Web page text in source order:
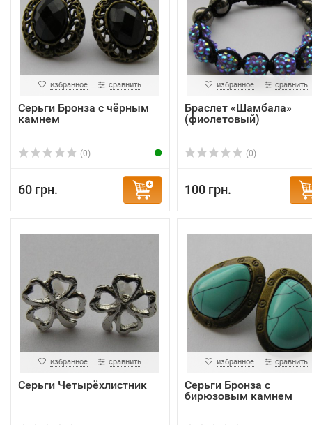
избранное сравнить
Серьги Бронза с чёрным
камнем
(0)
60 грн.
избранное сравнить
Браслет «Шамбала»
(фиолетовый)
(0)
100 грн.
избранное сравнить
Серьги Четырёхлистник
избранное сравнить
Серьги Бронза с
бирюзовым камнем